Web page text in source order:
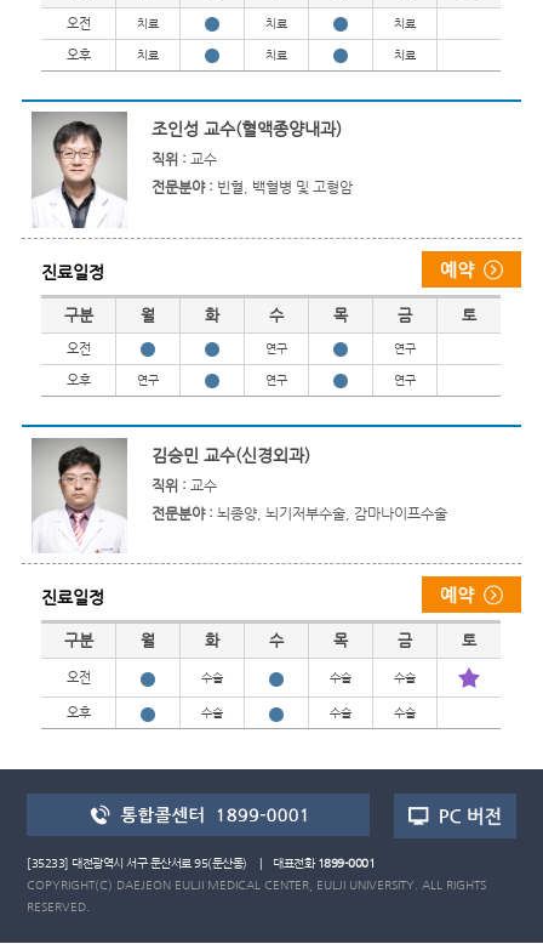
오전 치료 치료 치료
오후 치료 치료 치료
조인성 교수(혈액종양내과)
직위 : 교수
전문분야 : 빈혈, 백혈병 및 고형암
진료일정
진료일정
구분 월 화 수 목 금 토
오전 연구 연구
오후 연구 연구 연구
김승민 교수(신경외과)
직위 : 교수
전문분야 : 뇌종양, 뇌기저부수술, 감마나이프수술
진료일정
진료일정
구분 월 화 수 목 금 토
오전 수술 수술 수술
오후 수술 수술 수술
[35233] 대전광역시 서구 둔산서로 95(둔산동) | 대표전화1899-0001
COPYRIGHT(C) DAEJEON EULJI MEDICAL CENTER, EULJI UNIVERSITY. ALL RIGHTS
RESERVED.